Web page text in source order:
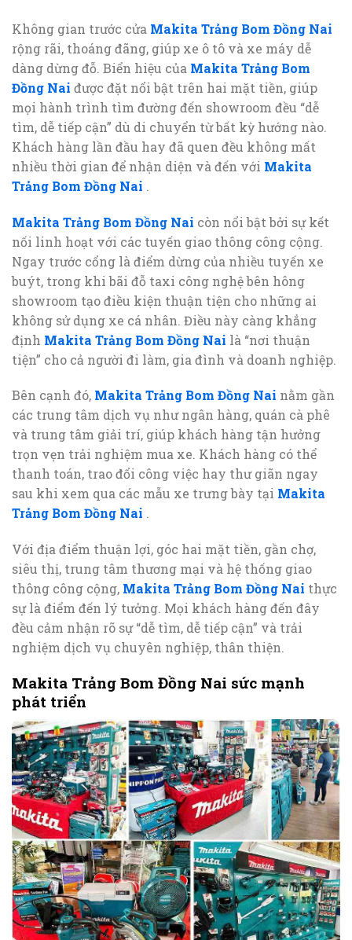
Không gian trước cửa Makita Trảng Bom Đồng Nai
rộng rãi, thoáng đãng, giúp xe ô tô và xe máy dễ
dàng dừng đỗ. Biển hiệu của Makita Trảng Bom
Đồng Nai được đặt nổi bật trên hai mặt tiền, giúp
mọi hành trình tìm đường đến showroom đều “dễ
tìm, dễ tiếp cận” dù di chuyển từ bất kỳ hướng nào.
Khách hàng lần đầu hay đã quen đều không mất
nhiều thời gian để nhận diện và đến với Makita
Trảng Bom Đồng Nai .
Makita Trảng Bom Đồng Nai còn nổi bật bởi sự kết
nối linh hoạt với các tuyến giao thông công cộng.
Ngay trước cổng là điểm dừng của nhiều tuyến xe
buýt, trong khi bãi đỗ taxi công nghệ bên hông
showroom tạo điều kiện thuận tiện cho những ai
không sử dụng xe cá nhân. Điều này càng khẳng
định Makita Trảng Bom Đồng Nai là “nơi thuận
tiện” cho cả người đi làm, gia đình và doanh nghiệp.
Bên cạnh đó, Makita Trảng Bom Đồng Nai nằm gần
các trung tâm dịch vụ như ngân hàng, quán cà phê
và trung tâm giải trí, giúp khách hàng tận hưởng
trọn vẹn trải nghiệm mua xe. Khách hàng có thể
thanh toán, trao đổi công việc hay thư giãn ngay
sau khi xem qua các mẫu xe trưng bày tại Makita
Trảng Bom Đồng Nai .
Với địa điểm thuận lợi, góc hai mặt tiền, gần chợ,
siêu thị, trung tâm thương mại và hệ thống giao
thông công cộng, Makita Trảng Bom Đồng Nai thực
sự là điểm đến lý tưởng. Mọi khách hàng đến đây
đều cảm nhận rõ sự “dễ tìm, dễ tiếp cận” và trải
nghiệm dịch vụ chuyên nghiệp, thân thiện.
Makita Trảng Bom Đồng Nai sức mạnh
phát triển